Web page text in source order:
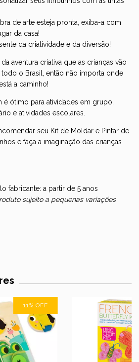
de arte esteja pronta, exiba-a com
da casa!
da criatividade e da diversão!
aventura criativa que as crianças vão
o Brasil, então não importa onde
a caminho!
é ótimo para atividades em grupo,
e atividades escolares.
seu Kit de Moldar e Pintar de
e faça a imaginação das crianças
fabricante: a partir de 5 anos
sujeito a pequenas variações
11% OFF